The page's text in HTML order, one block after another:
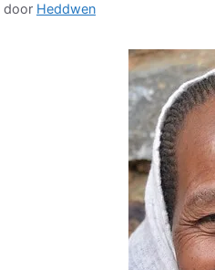
door Heddwen